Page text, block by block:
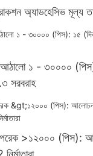
অ্যাডহেসিভ মূল্য
আঠালো ১ - ৩০০০০
সরবরাহ
>১২০০০ (পিস):